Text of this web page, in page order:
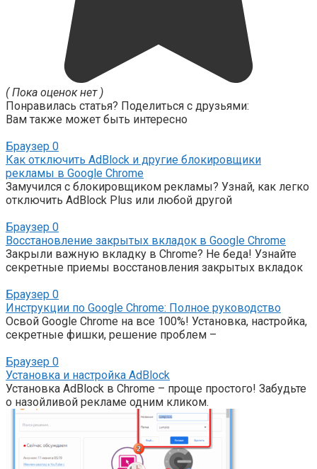
( Пока оценок нет )
Понравилась статья? Поделиться с друзьями:
Вам также может быть интересно
Браузер 0
Как отключить AdBlock и другие блокировщики
рекламы в Google Chrome
Замучился с блокировщиком рекламы? Узнай, как легко
отключить AdBlock Plus или любой другой
Браузер 0
Восстановление закрытых вкладок в Google Chrome
Закрыли важную вкладку в Chrome? Не беда! Узнайте
секретные приемы восстановления закрытых вкладок
Браузер 0
Инструкции по Google Chrome: Полное руководство
Освой Google Chrome на все 100%! Установка, настройка,
секретные фишки, решение проблем –
Браузер 0
Установка и настройка AdBlock
Установка AdBlock в Chrome – проще простого! Забудьте
о назойливой рекламе одним кликом.